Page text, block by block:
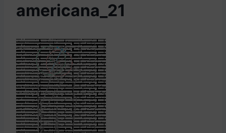
americana_21